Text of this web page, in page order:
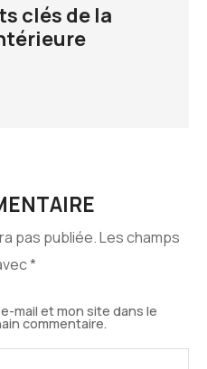
clés de la
pas publiée.Les champs
*
mail et mon site dans le
commentaire.